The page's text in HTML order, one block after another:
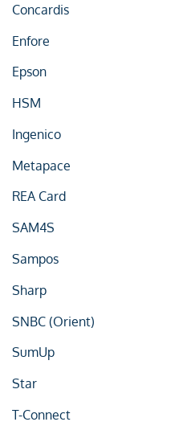
Concardis
Enfore
Epson
HSM
Ingenico
Metapace
REA Card
SAM4S
Sampos
Sharp
SNBC (Orient)
SumUp
Star
T-Connect